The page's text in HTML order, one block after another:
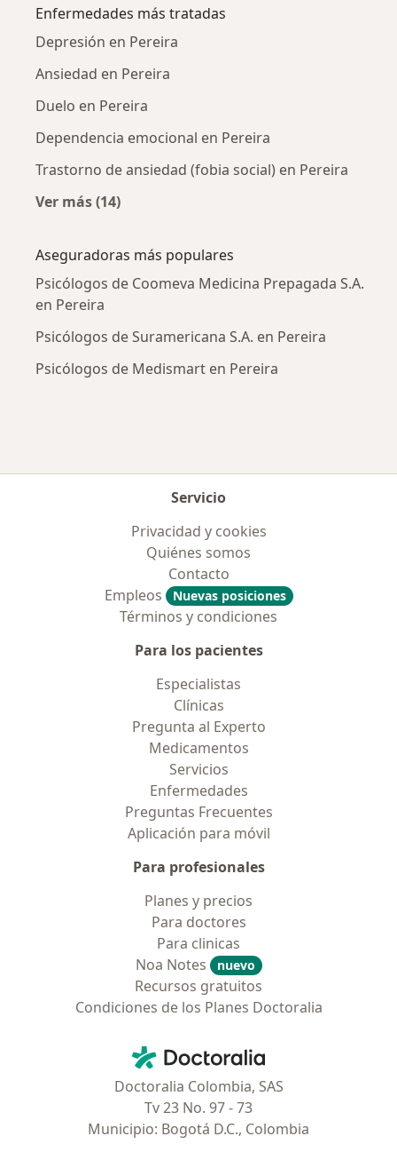
Enfermedades más tratadas
Depresión en Pereira
Ansiedad en Pereira
Duelo en Pereira
Dependencia emocional en Pereira
Trastorno de ansiedad (fobia social) en Pereira
Ver más (14)
Aseguradoras más populares
Psicólogos de Coomeva Medicina Prepagada S.A.
en Pereira
Psicólogos de Suramericana S.A. en Pereira
Psicólogos de Medismart en Pereira
Servicio
Privacidad y cookies
Quiénes somos
Contacto
Empleos
Nuevas posiciones
Términos y condiciones
Para los pacientes
Especialistas
Clínicas
Pregunta al Experto
Medicamentos
Servicios
Enfermedades
Preguntas Frecuentes
Aplicación para móvil
Para profesionales
Planes y precios
Para doctores
Para clinicas
Noa Notes
nuevo
Recursos gratuitos
Condiciones de los Planes Doctoralia
Doctoralia - Página de inicio
Doctoralia Colombia, SAS
Tv 23 No. 97 - 73
Municipio: Bogotá D.C., Colombia